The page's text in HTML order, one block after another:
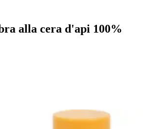
alla cera d'api 100%